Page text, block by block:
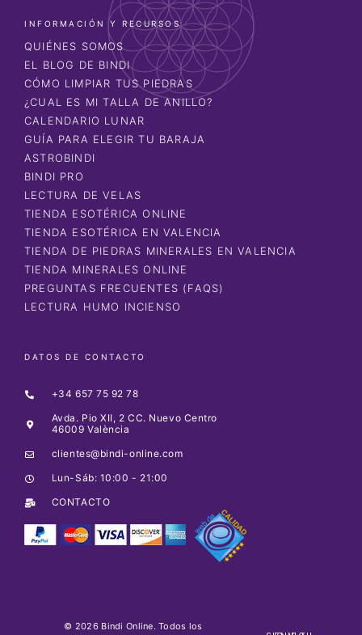
INFORMACIÓN Y RECURSOS
QUIÉNES SOMOS
EL BLOG DE BINDI
CÓMO LIMPIAR TUS PIEDRAS
¿CUAL ES MI TALLA DE ANILLO?
CALENDARIO LUNAR
GUÍA PARA ELEGIR TU BARAJA
ASTROBINDI
BINDI PRO
LECTURA DE VELAS
TIENDA ESOTÉRICA ONLINE
TIENDA ESOTÉRICA EN VALENCIA
TIENDA DE PIEDRAS MINERALES EN VALENCIA
TIENDA MINERALES ONLINE
PREGUNTAS FRECUENTES (FAQS)
LECTURA HUMO INCIENSO
DATOS DE CONTACTO
+34 657 75 92 78
Avda. Pio XII, 2 CC. Nuevo Centro
46009 València
clientes@bindi-online.com
Lun-Sáb: 10:00 - 21:00
CONTACTO
© 2026 Bindi Online. Todos los